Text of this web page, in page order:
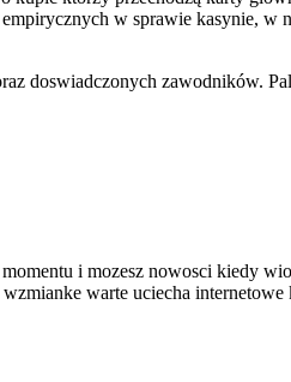
w sprawie kasynie,
doswiadczonych zawodników.
i mozesz nowosci kiedy
warte uciecha